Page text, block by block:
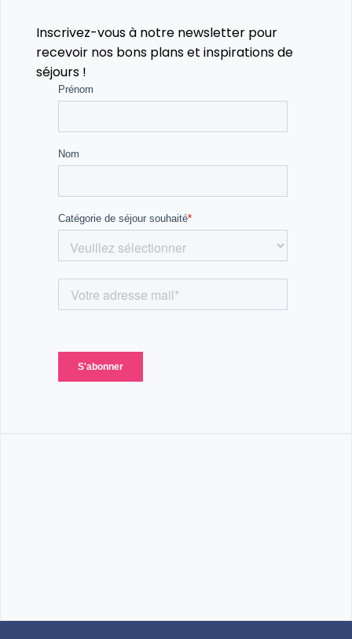
Inscrivez-vous à notre newsletter pour
recevoir nos bons plans et inspirations de
séjours !